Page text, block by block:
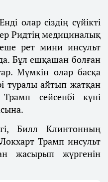
олар сіздің сүйікті
Ридтің медициналық
рет мини инсульт
Бұл ешқашан болған
Мүмкін олар басқа
туралы айтып жатқан
сейсенбі күні
Билл Клинтонның
Трамп инсульт
жасырып жүргенін